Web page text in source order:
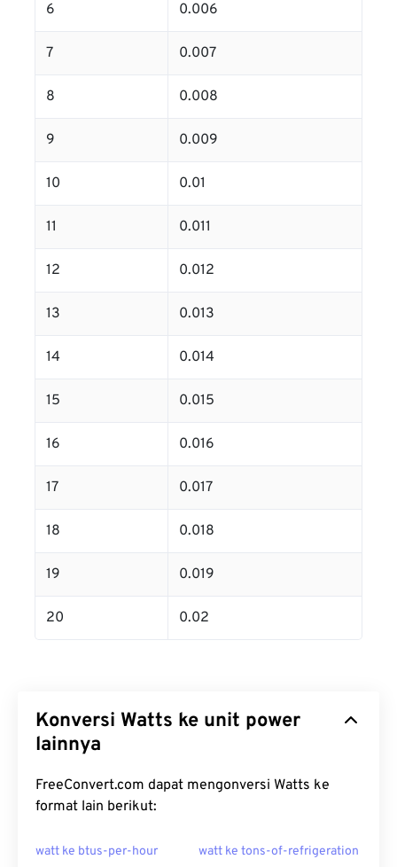
6 0.006
7 0.007
8 0.008
9 0.009
10 0.01
11 0.011
12 0.012
13 0.013
14 0.014
15 0.015
16 0.016
17 0.017
18 0.018
19 0.019
20 0.02
Konversi Watts ke unit power
lainnya
FreeConvert.com dapat mengonversi Watts ke
format lain berikut:
watt ke btus-per-hour watt ke tons-of-refrigeration